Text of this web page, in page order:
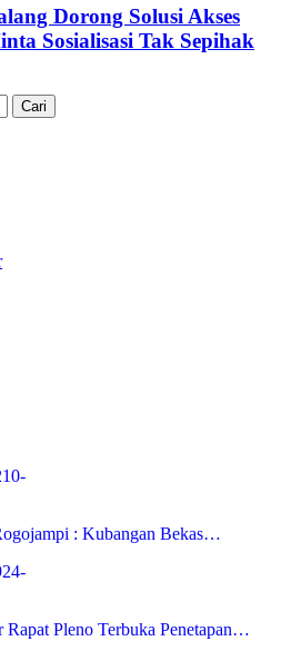
Dorong Solusi Akses
Sosialisasi Tak Sepihak
: Kubangan Bekas…
Pleno Terbuka Penetapan…